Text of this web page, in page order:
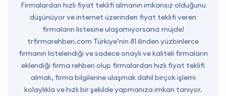
Firmalardan hızlı fiyat teklifi almanın imkansız olduğunu
düşünüyor ve internet üzerinden fiyat teklifi veren
firmaların listesine ulaşamıyorsanız müjde!
trfirmarehberi.com Türkiye’nin 81 ilinden yüzbinlerce
firmanın listelendiği ve sadece onaylı ve kaliteli firmaların
eklendiği firma rehberi olup firmalardan hızlı fiyat teklifi
almak, firma bilgilerine ulaşmak dahil birçok işlemi
kolaylıkla ve hızlı bir şekilde yapmanıza imkan tanıyor.